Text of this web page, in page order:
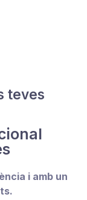
teves
i amb un